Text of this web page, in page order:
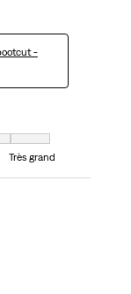
-
à Très grand
Très grand